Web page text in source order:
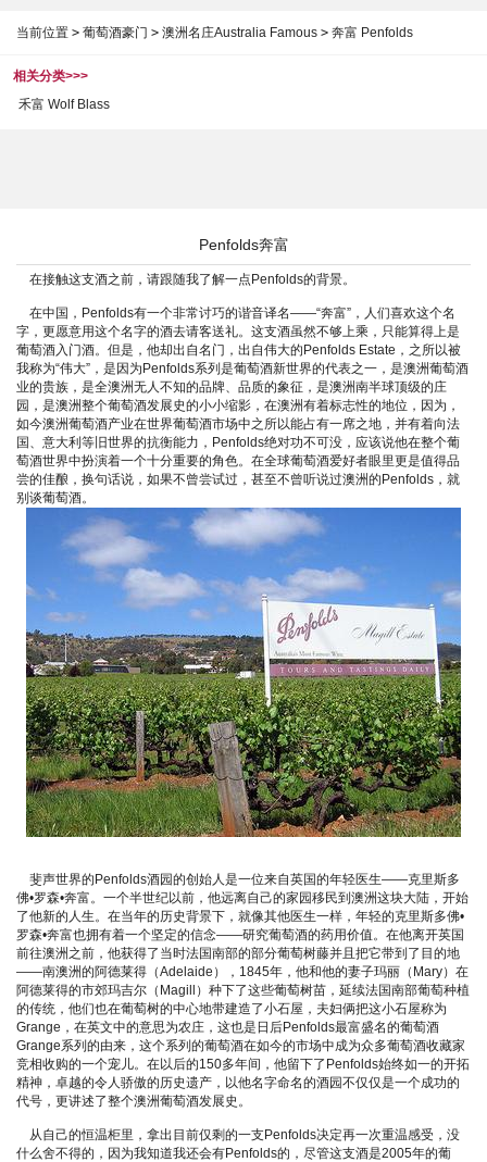
当前位置 > 葡萄酒豪门 > 澳洲名庄Australia Famous > 奔富 Penfolds
相关分类>>>
禾富 Wolf Blass
Penfolds奔富
在接触这支酒之前，请跟随我了解一点Penfolds的背景。
在中国，Penfolds有一个非常讨巧的谐音译名——“奔富”，人们喜欢这个名
字，更愿意用这个名字的酒去请客送礼。这支酒虽然不够上乘，只能算得上是
葡萄酒入门酒。但是，他却出自名门，出自伟大的Penfolds Estate，之所以被
我称为“伟大”，是因为Penfolds系列是葡萄酒新世界的代表之一，是澳洲葡萄酒
业的贵族，是全澳洲无人不知的品牌、品质的象征，是澳洲南半球顶级的庄
园，是澳洲整个葡萄酒发展史的小小缩影，在澳洲有着标志性的地位，因为，
如今澳洲葡萄酒产业在世界葡萄酒市场中之所以能占有一席之地，并有着向法
国、意大利等旧世界的抗衡能力，Penfolds绝对功不可没，应该说他在整个葡
萄酒世界中扮演着一个十分重要的角色。在全球葡萄酒爱好者眼里更是值得品
尝的佳酿，换句话说，如果不曾尝试过，甚至不曾听说过澳洲的Penfolds，就
别谈葡萄酒。
斐声世界的Penfolds酒园的创始人是一位来自英国的年轻医生——克里斯多
佛•罗森•奔富。一个半世纪以前，他远离自己的家园移民到澳洲这块大陆，开始
了他新的人生。在当年的历史背景下，就像其他医生一样，年轻的克里斯多佛•
罗森•奔富也拥有着一个坚定的信念——研究葡萄酒的药用价值。在他离开英国
前往澳洲之前，他获得了当时法国南部的部分葡萄树藤并且把它带到了目的地
——南澳洲的阿德莱得（Adelaide），1845年，他和他的妻子玛丽（Mary）在
阿德莱得的市郊玛吉尔（Magill）种下了这些葡萄树苗，延续法国南部葡萄种植
的传统，他们也在葡萄树的中心地带建造了小石屋，夫妇俩把这小石屋称为
Grange，在英文中的意思为农庄，这也是日后Penfolds最富盛名的葡萄酒
Grange系列的由来，这个系列的葡萄酒在如今的市场中成为众多葡萄酒收藏家
竞相收购的一个宠儿。在以后的150多年间，他留下了Penfolds始终如一的开拓
精神，卓越的令人骄傲的历史遗产，以他名字命名的酒园不仅仅是一个成功的
代号，更讲述了整个澳洲葡萄酒发展史。
从自己的恒温柜里，拿出目前仅剩的一支Penfolds决定再一次重温感受，没
什么舍不得的，因为我知道我还会有Penfolds的，尽管这支酒是2005年的葡